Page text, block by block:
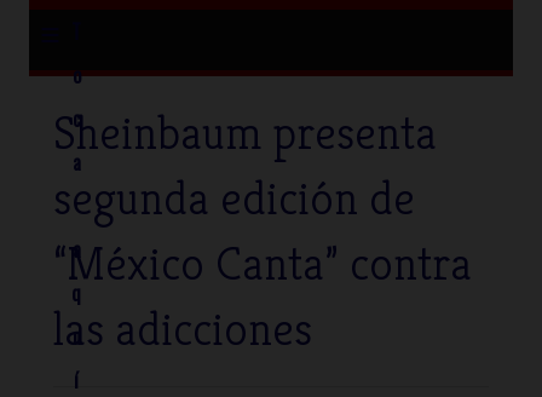
o
c
a
a
q
u
í
Sheinbaum presenta
segunda edición de
“México Canta” contra
las adicciones